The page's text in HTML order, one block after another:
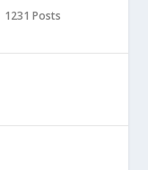
1231 Posts